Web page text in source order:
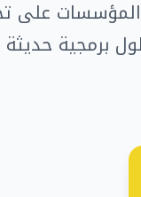
على
برمجية